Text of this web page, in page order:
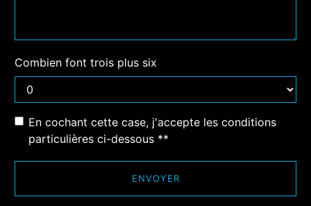
Combien font trois plus six
En cochant cette case, j'accepte les conditions
particulières ci-dessous **
ENVOYER